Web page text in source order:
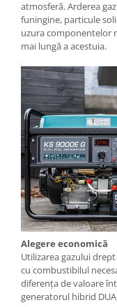
Masini de slefuit
Suflante cu aer cald
Masini de frezat
Masini de amestecat
Modelare si bricolaj
Pistoale de vopsit
Capsatoare electrice
Lanterne acumulator
Utilaje pentru
Placi compactoare
Maiuri compactoare
Cilindri
Finisoare beton
Vibratoare beton
atmosferă. Arderea
funingine, particule
uzura componentelor
mai lungă a acestuia.
Alegere economică
Utilizarea gazului
cu combustibilul
diferența de valoare
generatorul hibrid